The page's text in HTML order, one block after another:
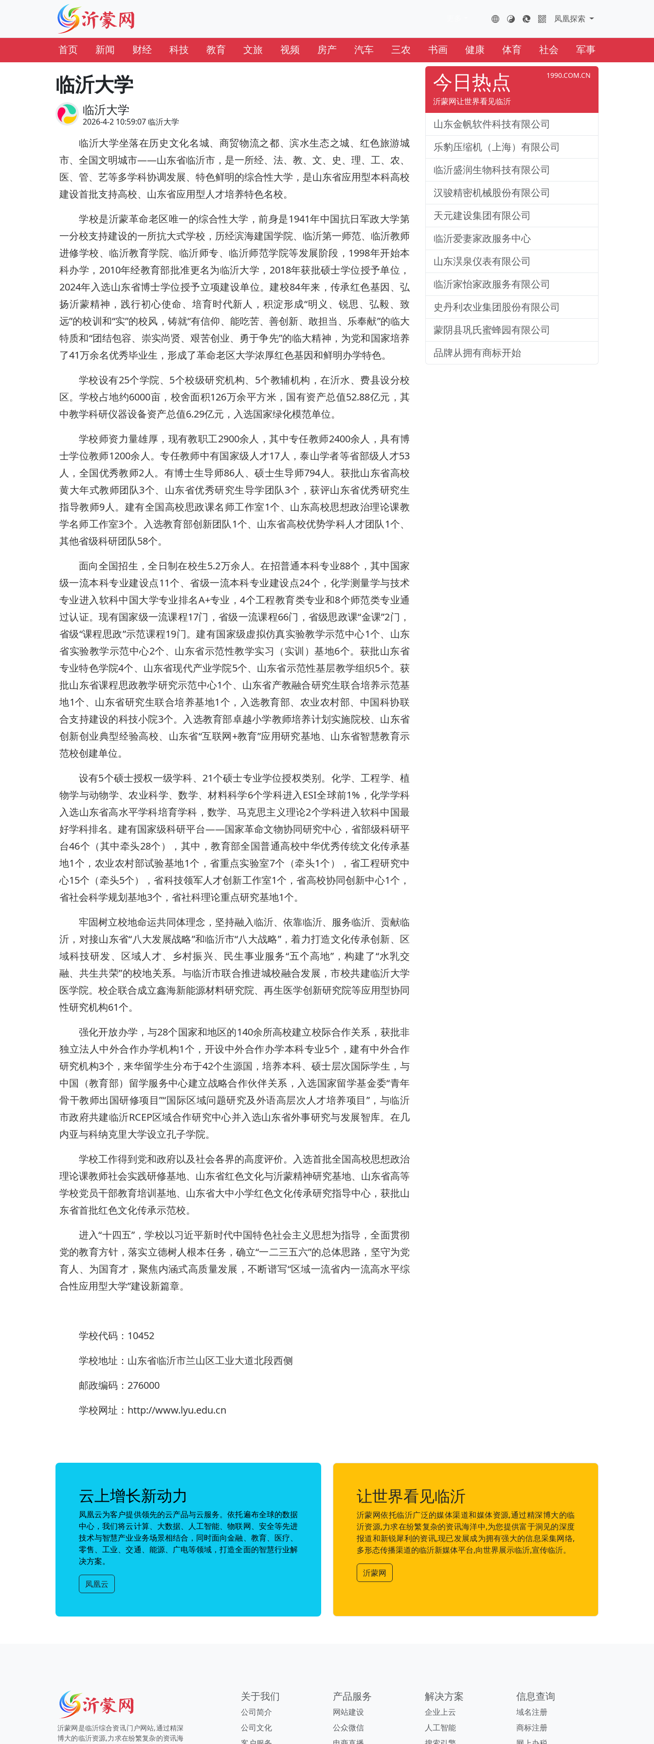
FHTS.CN
凤凰探索 凤凰云全球互联网
首页 新闻 财经 科技 教育 文旅 视频 房产 汽车 三农 书画 健康 体育 社会 军事
临沂大学
临沂大学
2026-4-2 10:59:07 临沂大学
临沂大学坐落在历史文化名城、商贸物流之都、滨水生态之城、红色旅游城
市、全国文明城市——山东省临沂市，是一所经、法、教、文、史、理、工、农、
医、管、艺等多学科协调发展、特色鲜明的综合性大学，是山东省应用型本科高校
建设首批支持高校、山东省应用型人才培养特色名校。
学校是沂蒙革命老区唯一的综合性大学，前身是1941年中国抗日军政大学第
一分校支持建设的一所抗大式学校，历经滨海建国学院、临沂第一师范、临沂教师
进修学校、临沂教育学院、临沂师专、临沂师范学院等发展阶段，1998年开始本
科办学，2010年经教育部批准更名为临沂大学，2018年获批硕士学位授予单位，
2024年入选山东省博士学位授予立项建设单位。建校84年来，传承红色基因、弘
扬沂蒙精神，践行初心使命、培育时代新人，积淀形成“明义、锐思、弘毅、致
远”的校训和“实”的校风，铸就“有信仰、能吃苦、善创新、敢担当、乐奉献”的临大
特质和“团结包容、崇实尚贤、艰苦创业、勇于争先”的临大精神，为党和国家培养
了41万余名优秀毕业生，形成了革命老区大学浓厚红色基因和鲜明办学特色。
学校设有25个学院、5个校级研究机构、5个教辅机构，在沂水、费县设分校
区。学校占地约6000亩，校舍面积126万余平方米，国有资产总值52.88亿元，其
中教学科研仪器设备资产总值6.29亿元，入选国家绿化模范单位。
学校师资力量雄厚，现有教职工2900余人，其中专任教师2400余人，具有博
士学位教师1200余人。专任教师中有国家级人才17人，泰山学者等省部级人才53
人，全国优秀教师2人。有博士生导师86人、硕士生导师794人。获批山东省高校
黄大年式教师团队3个、山东省优秀研究生导学团队3个，获评山东省优秀研究生
指导教师9人。建有全国高校思政课名师工作室1个、山东高校思想政治理论课教
学名师工作室3个。入选教育部创新团队1个、山东省高校优势学科人才团队1个、
其他省级科研团队58个。
面向全国招生，全日制在校生5.2万余人。在招普通本科专业88个，其中国家
级一流本科专业建设点11个、省级一流本科专业建设点24个，化学测量学与技术
专业进入软科中国大学专业排名A+专业，4个工程教育类专业和8个师范类专业通
过认证。现有国家级一流课程17门，省级一流课程66门，省级思政课“金课”2门，
省级“课程思政”示范课程19门。建有国家级虚拟仿真实验教学示范中心1个、山东
省实验教学示范中心2个、山东省示范性教学实习（实训）基地6个。获批山东省
专业特色学院4个、山东省现代产业学院5个、山东省示范性基层教学组织5个。获
批山东省课程思政教学研究示范中心1个、山东省产教融合研究生联合培养示范基
地1个、山东省研究生联合培养基地1个，入选教育部、农业农村部、中国科协联
合支持建设的科技小院3个。入选教育部卓越小学教师培养计划实施院校、山东省
创新创业典型经验高校、山东省“互联网+教育”应用研究基地、山东省智慧教育示
范校创建单位。
设有5个硕士授权一级学科、21个硕士专业学位授权类别。化学、工程学、植
物学与动物学、农业科学、数学、材料科学6个学科进入ESI全球前1%，化学学科
入选山东省高水平学科培育学科，数学、马克思主义理论2个学科进入软科中国最
好学科排名。建有国家级科研平台——国家革命文物协同研究中心，省部级科研平
台46个（其中牵头28个），其中，教育部全国普通高校中华优秀传统文化传承基
地1个，农业农村部试验基地1个，省重点实验室7个（牵头1个），省工程研究中
心15个（牵头5个），省科技领军人才创新工作室1个，省高校协同创新中心1个，
省社会科学规划基地3个，省社科理论重点研究基地1个。
牢固树立校地命运共同体理念，坚持融入临沂、依靠临沂、服务临沂、贡献临
沂，对接山东省“八大发展战略”和临沂市“八大战略”，着力打造文化传承创新、区
域科技研发、区域人才、乡村振兴、民生事业服务“五个高地”，构建了“水乳交
融、共生共荣”的校地关系。与临沂市联合推进城校融合发展，市校共建临沂大学
医学院。校企联合成立鑫海新能源材料研究院、再生医学创新研究院等应用型协同
性研究机构61个。
强化开放办学，与28个国家和地区的140余所高校建立校际合作关系，获批非
独立法人中外合作办学机构1个，开设中外合作办学本科专业5个，建有中外合作
研究机构3个，来华留学生分布于42个生源国，培养本科、硕士层次国际学生，与
中国（教育部）留学服务中心建立战略合作伙伴关系，入选国家留学基金委“青年
骨干教师出国研修项目”“国际区域问题研究及外语高层次人才培养项目”，与临沂
市政府共建临沂RCEP区域合作研究中心并入选山东省外事研究与发展智库。在几
内亚与科纳克里大学设立孔子学院。
学校工作得到党和政府以及社会各界的高度评价。入选首批全国高校思想政治
理论课教师社会实践研修基地、山东省红色文化与沂蒙精神研究基地、山东省高等
学校党员干部教育培训基地、山东省大中小学红色文化传承研究指导中心，获批山
东省首批红色文化传承示范校。
进入“十四五”，学校以习近平新时代中国特色社会主义思想为指导，全面贯彻
党的教育方针，落实立德树人根本任务，确立“一二三五六”的总体思路，坚守为党
育人、为国育才，聚焦内涵式高质量发展，不断谱写“区域一流省内一流高水平综
合性应用型大学”建设新篇章。
学校代码：10452
学校地址：山东省临沂市兰山区工业大道北段西侧
邮政编码：276000
学校网址：http://www.lyu.edu.cn
今日热点 1990.COM.CN
沂蒙网让世界看见临沂
山东金帆软件科技有限公司
乐豹压缩机（上海）有限公司
临沂盛润生物科技有限公司
汉骏精密机械股份有限公司
天元建设集团有限公司
临沂爱妻家政服务中心
山东淏泉仪表有限公司
临沂家怡家政服务有限公司
史丹利农业集团股份有限公司
蒙阴县巩氏蜜蜂园有限公司
品牌从拥有商标开始
云上增长新动力
凤凰云为客户提供领先的云产品与云服务。依托遍布全球的数据
中心，我们将云计算、大数据、人工智能、物联网、安全等先进
技术与智慧产业业务场景相结合，同时面向金融、教育、医疗、
零售、工业、交通、能源、广电等领域，打造全面的智慧行业解
决方案。
凤凰云
让世界看见临沂
沂蒙网依托临沂广泛的媒体渠道和媒体资源,通过精深博大的临
沂资源,力求在纷繁复杂的资讯海洋中,为您提供富于洞见的深度
报道和新锐犀利的资讯,现已发展成为拥有强大的信息采集网络,
多形态传播渠道的临沂新媒体平台,向世界展示临沂,宣传临沂。
沂蒙网
沂蒙网是临沂综合资讯门户网站,通过精深
博大的临沂资源,力求在纷繁复杂的资讯海
关于我们
公司简介
公司文化
产品服务
网站建设
公众微信
解决方案
企业上云
人工智能
信息查询
域名注册
商标注册